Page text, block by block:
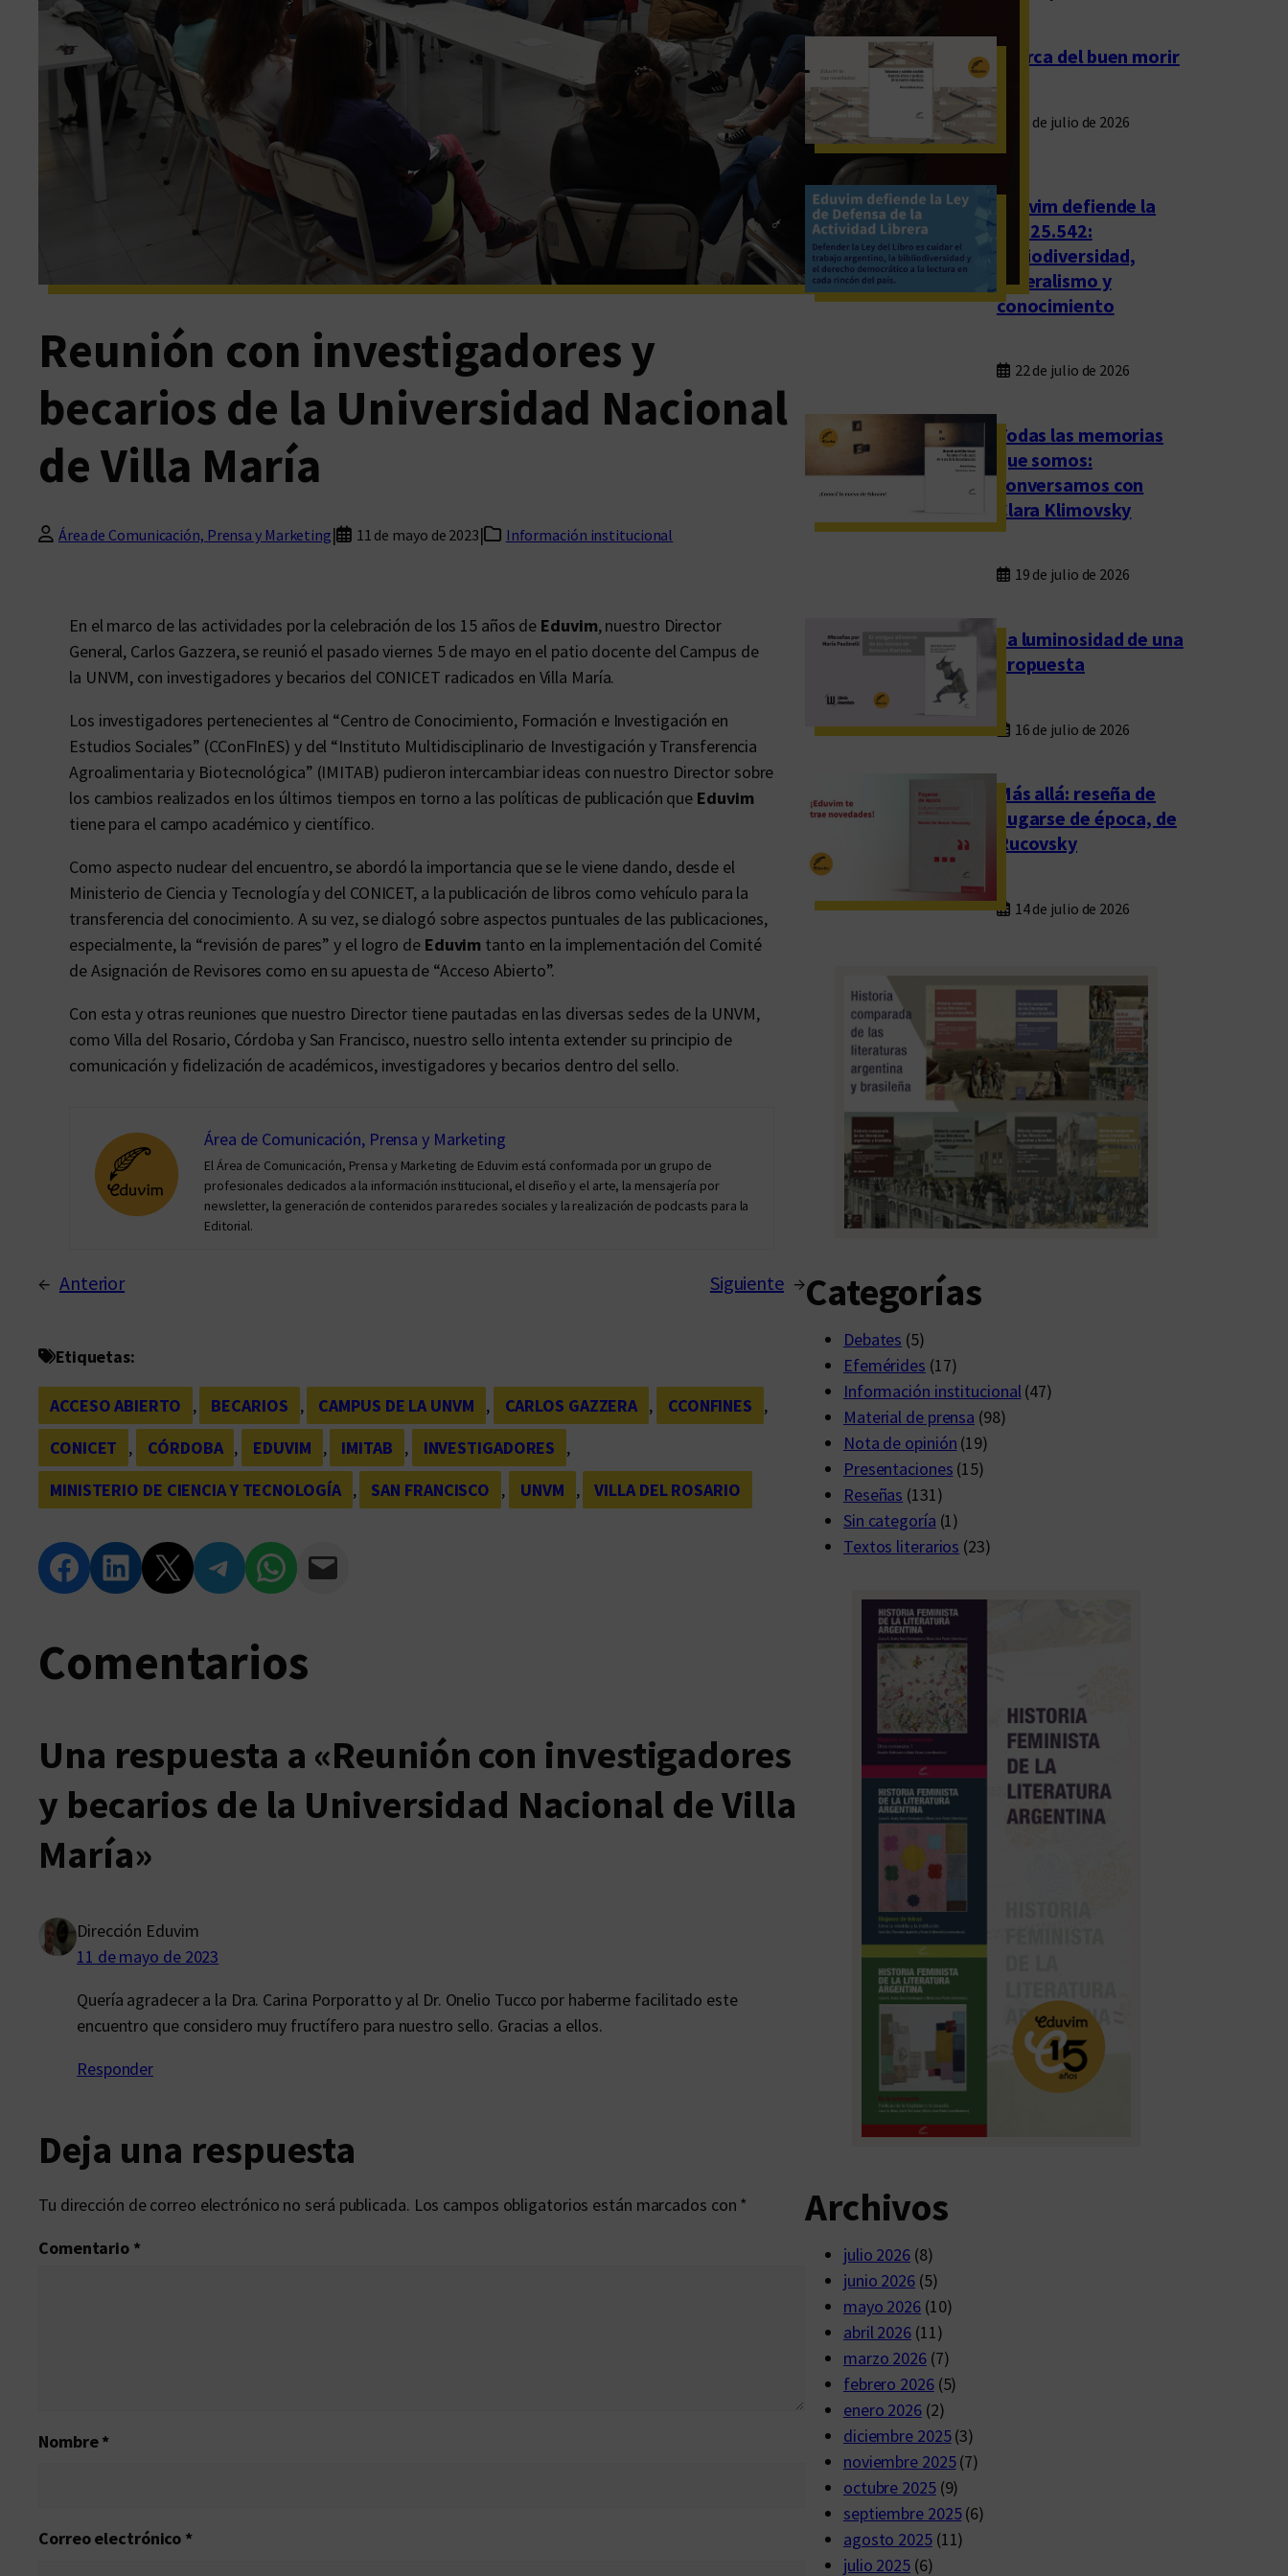
Reunión con investigadores y
becarios de la Universidad Nacional
de Villa María
Área de Comunicación, Prensa y Marketing| 11 de mayo de 2023| Información institucional
En el marco de las actividades por la celebración de los 15 años de Eduvim, nuestro Director
General, Carlos Gazzera, se reunió el pasado viernes 5 de mayo en el patio docente del Campus de
la UNVM, con investigadores y becarios del CONICET radicados en Villa María.
Los investigadores pertenecientes al “Centro de Conocimiento, Formación e Investigación en
Estudios Sociales” (CConFInES) y del “Instituto Multidisciplinario de Investigación y Transferencia
Agroalimentaria y Biotecnológica” (IMITAB) pudieron intercambiar ideas con nuestro Director sobre
los cambios realizados en los últimos tiempos en torno a las políticas de publicación que Eduvim
tiene para el campo académico y científico.
Como aspecto nuclear del encuentro, se abordó la importancia que se le viene dando, desde el
Ministerio de Ciencia y Tecnología y del CONICET, a la publicación de libros como vehículo para la
transferencia del conocimiento. A su vez, se dialogó sobre aspectos puntuales de las publicaciones,
especialmente, la “revisión de pares” y el logro de Eduvim tanto en la implementación del Comité
de Asignación de Revisores como en su apuesta de “Acceso Abierto”.
Con esta y otras reuniones que nuestro Director tiene pautadas en las diversas sedes de la UNVM,
como Villa del Rosario, Córdoba y San Francisco, nuestro sello intenta extender su principio de
comunicación y fidelización de académicos, investigadores y becarios dentro del sello.
Área de Comunicación, Prensa y Marketing
El Área de Comunicación, Prensa y Marketing de Eduvim está conformada por un grupo de
profesionales dedicados a la información institucional, el diseño y el arte, la mensajería por
newsletter, la generación de contenidos para redes sociales y la realización de podcasts para la
Editorial.
← Anterior Siguiente →
Etiquetas:
ACCESO ABIERTO , BECARIOS , CAMPUS DE LA UNVM , CARLOS GAZZERA , CCONFINES
,
CONICET
, CÓRDOBA , EDUVIM , IMITAB , INVESTIGADORES
,
MINISTERIO DE CIENCIA Y TECNOLOGÍA , SAN FRANCISCO , UNVM , VILLA DEL ROSARIO
Compartir en Facebook Compartir en LinkedIn Compartir en Twitter Compartir en Telegram Compartir en WhatsApp Compartir vía Email
Comentarios
Una respuesta a «Reunión con investigadores
y becarios de la Universidad Nacional de Villa
María»
Dirección Eduvim
11 de mayo de 2023
Quería agradecer a la Dra. Carina Porporatto y al Dr. Onelio Tucco por haberme facilitado este
encuentro que considero muy fructífero para nuestro sello. Gracias a ellos.
Responder
Deja una respuesta
Tu dirección de correo electrónico no será publicada. Los campos obligatorios están marcados con *
Comentario *
Nombre*
Correo electrónico *
Acerca del buen morir
23 de julio de 2026
Eduvim defiende la
Ley 25.542:
bibliodiversidad,
federalismo y
conocimiento
22 de julio de 2026
Todas las memorias
que somos:
conversamos con
Clara Klimovsky
19 de julio de 2026
La luminosidad de una
propuesta
16 de julio de 2026
Más allá: reseña de
Fugarse de época, de
Rucovsky
14 de julio de 2026
Categorías
Debates (5)
Efemérides (17)
Información institucional(47)
Material de prensa (98)
Nota de opinión (19)
Presentaciones (15)
Reseñas (131)
Sin categoría (1)
Textos literarios (23)
Archivos
julio 2026(8)
junio 2026(5)
mayo 2026 (10)
abril 2026(11)
marzo 2026(7)
febrero 2026(5)
enero 2026(2)
diciembre 2025(3)
noviembre 2025(7)
octubre 2025(9)
septiembre 2025(6)
agosto 2025(11)
julio 2025(6)